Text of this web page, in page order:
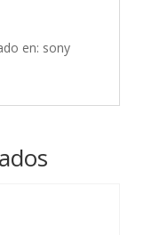
en: sony